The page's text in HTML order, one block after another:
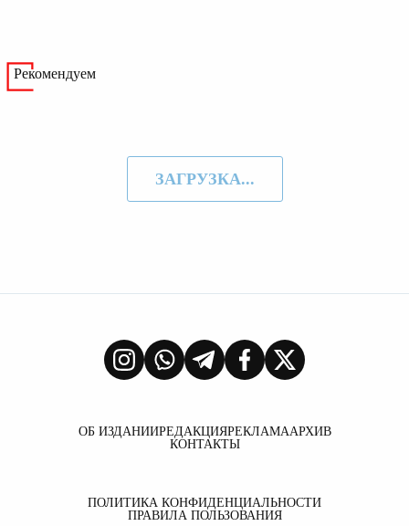
Рекомендуем
ЗАГРУЗКА...
ОБ ИЗДАНИИРЕДАКЦИЯРЕКЛАМААРХИВ
КОНТАКТЫ
ПОЛИТИКА КОНФИДЕНЦИАЛЬНОСТИ
ПРАВИЛА ПОЛЬЗОВАНИЯ